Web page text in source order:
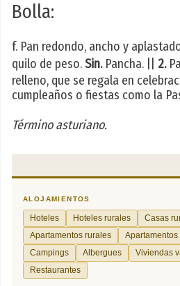
Bolla:
f. Pan redondo, ancho y
quilo de peso.Sin.Pancha. || 2.
relleno, que se regala en
cumpleaños o fiestas como la
Término asturiano.